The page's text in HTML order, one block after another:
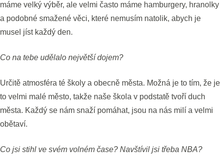
máme velký výběr, ale velmi často máme hamburgery, hranolky
a podobné smažené věci, které nemusím natolik, abych je
musel jíst každý den.
Co na tebe udělalo největší dojem?
Určitě atmosféra té školy a obecně města. Možná je to tím, že je
to velmi malé město, takže naše škola v podstatě tvoří duch
města. Každý se nám snaží pomáhat, jsou na nás milí a velmi
obětaví.
Co jsi stihl ve svém volném čase? Navštívil jsi třeba NBA?